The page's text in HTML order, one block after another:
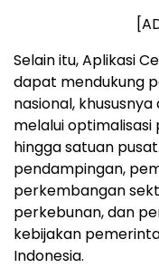
Selain itu, Aplikasi
dapat mendukung
nasional,
melalui optimalisasi
hingga satuan
pendampingan,
perkembangan
perkebunan, dan
kebijakan
Indonesia.